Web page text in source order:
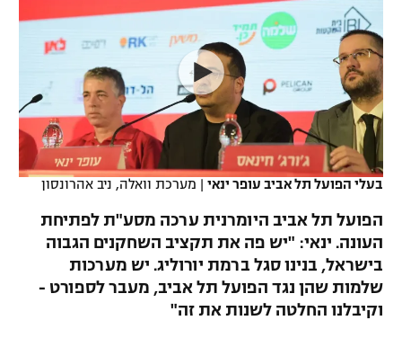
VOD
רץ ברשת
תוצאות
לוח שידורים
ברחבה
נבחרת ישראל
מכבי חיפה
בית"ר ירושלים
מכבי תל אביב
הפועל חיפה
הפועל באר שבע
ליגה ספרדית
ליגה איטלקית
ליגה צרפתית
ליגה הולנדית
ליגה טורקית
ליגה סינית
ליגה ברזילאית
כדורסל נשים
מכבי תל אביב
הפועל חולון
הפועל ירושלים
דני אבדיה
יורוליג
יורוקאפ
טניס
כדוריד
כדורעף
שחייה
ג'ודו
אגרוף
ספורט אולימפי
בעלי הפועל תל אביב עופר ינאי | מערכת וואלה, ניב אהרונסון
הפועל תל אביב היומרנית ערכה מסע"ת לפתיחת
העונה. ינאי: "יש פה את תקציב השחקנים הגבוה
בישראל, בנינו סגל ברמת יורוליג. יש מערכות
שלמות שהן נגד הפועל תל אביב, מעבר לספורט -
וקיבלנו החלטה לשנות את זה"